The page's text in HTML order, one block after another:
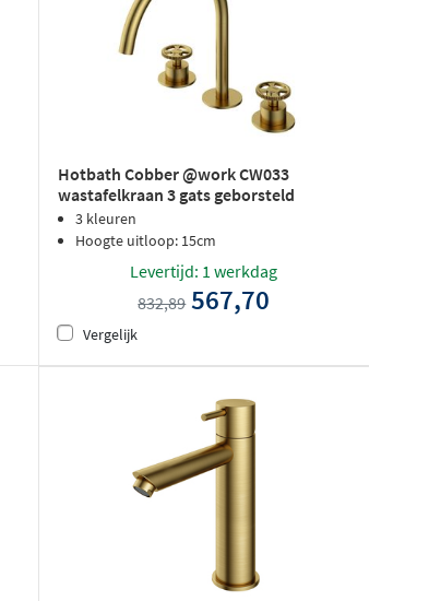
Hotbath Cobber @work CW033
wastafelkraan 3 gats geborsteld
messing PVD
3 kleuren
Hoogte uitloop: 15cm
Levertijd: 1 werkdag
832,89 567,70
Vergelijk